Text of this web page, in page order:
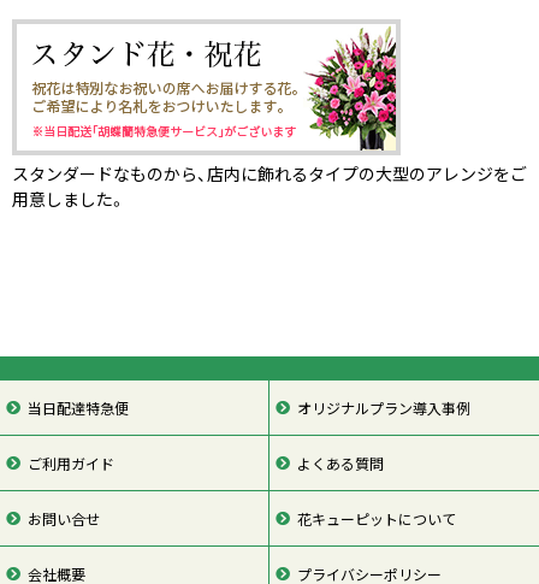
スタンダードなものから、店内に飾れるタイプの大型のアレンジをご
用意しました。
当日配達特急便 オリジナルプラン導入事例
ご利用ガイド よくある質問
お問い合せ 花キューピットについて
会社概要 プライバシーポリシー